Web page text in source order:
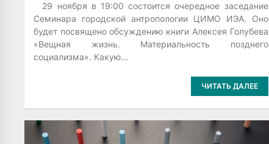
29 ноября в 19:00 состоится очередное заседание
Семинара городской антропологии ЦИМО ИЭА. Оно
будет посвящено обсуждению книги Алексея Голубева
«Вещная жизнь. Материальность позднего
социализма». Какую...
ЧИТАТЬ ДАЛЕЕ